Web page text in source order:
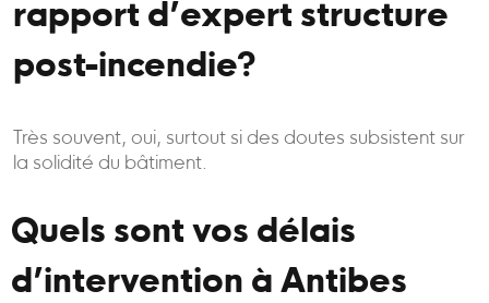
rapport d’expert structure
post-incendie?
Très souvent, oui, surtout si des doutes subsistent sur
la solidité du bâtiment.
Quels sont vos délais
d’intervention à Antibes